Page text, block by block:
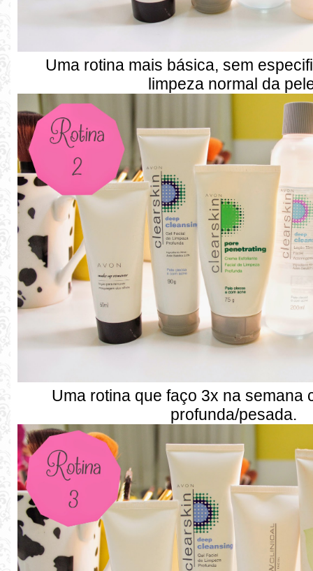
Uma rotina mais básica, sem
limpeza normal da
Uma rotina que faço 3x na semana
profunda/pesada.